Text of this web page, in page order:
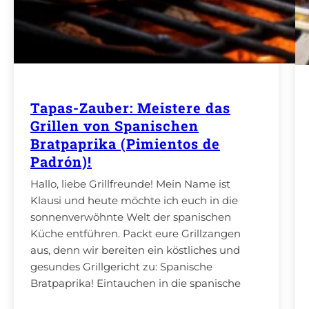
Tapas-Zauber: Meistere das
Grillen von Spanischen
Bratpaprika (Pimientos de
Padrón)!
Hallo, liebe Grillfreunde! Mein Name ist
Klausi und heute möchte ich euch in die
sonnenverwöhnte Welt der spanischen
Küche entführen. Packt eure Grillzangen
aus, denn wir bereiten ein köstliches und
gesundes Grillgericht zu: Spanische
Bratpaprika! Eintauchen in die spanische